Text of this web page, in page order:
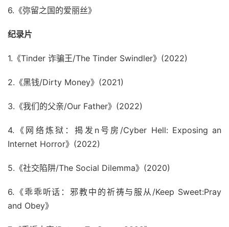
6.《弥留之国的爱丽丝》
纪录片
1.《Tinder 诈骗王/The Tinder Swindler》(2022)
2.《黑钱/Dirty Money》(2021)
3.《我们的父亲/Our Father》(2022)
4.《网络炼狱：揭发n号房/Cyber Hell: Exposing an
Internet Horror》(2022)
5.《社交陷阱/The Social Dilemma》(2020)
6.《乖乖听话：邪教中的祈祷与服从/Keep Sweet:Pray
and Obey》